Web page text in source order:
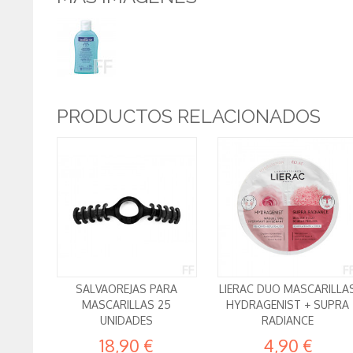
PRODUCTOS RELACIONADOS
SALVAOREJAS PARA
MASCARILLAS 25
UNIDADES
18,90 €
LIERAC DUO
HYDRAGENIST + SUPRA
RADIANCE
4,90 €